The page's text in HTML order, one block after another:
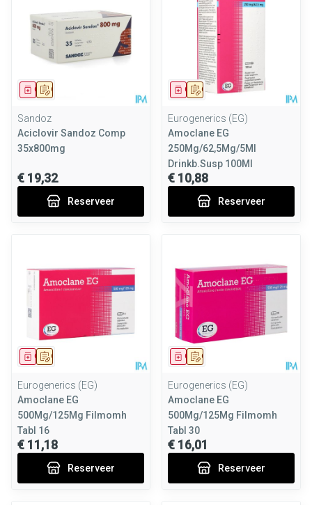
Op voorschrift
Geneesmiddel
Sandoz
Aciclovir Sandoz Comp
35x800mg
€ 19,32
Reserveer
Op voorschrift
Geneesmiddel
Eurogenerics (EG)
Amoclane EG
250Mg/62,5Mg/5Ml
Drinkb.Susp 100Ml
€ 10,88
Reserveer
Op voorschrift
Geneesmiddel
Eurogenerics (EG)
Amoclane EG
500Mg/125Mg Filmomh
Tabl 16
€ 11,18
Reserveer
Op voorschrift
Geneesmiddel
Eurogenerics (EG)
Amoclane EG
500Mg/125Mg Filmomh
Tabl 30
€ 16,01
Reserveer